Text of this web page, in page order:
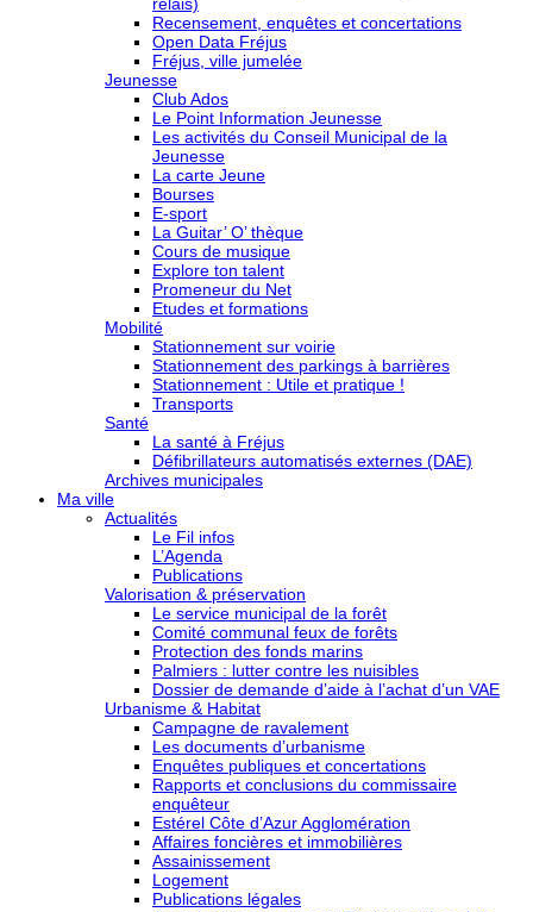
Recensement, enquêtes et concertations
Open Data Fréjus
Fréjus, ville jumelée
Jeunesse
Club Ados
Le Point Information Jeunesse
Les activités du Conseil Municipal de la
Jeunesse
La carte Jeune
Bourses
E-sport
La Guitar’ O’ thèque
Cours de musique
Explore ton talent
Promeneur du Net
Etudes et formations
Mobilité
Stationnement sur voirie
Stationnement des parkings à barrières
Stationnement : Utile et pratique !
Transports
Santé
La santé à Fréjus
Défibrillateurs automatisés externes (DAE)
Archives municipales
Ma ville
Actualités
Le Fil infos
L’Agenda
Publications
Valorisation & préservation
Le service municipal de la forêt
Comité communal feux de forêts
Protection des fonds marins
Palmiers : lutter contre les nuisibles
Dossier de demande d’aide à l’achat d’un VAE
Urbanisme & Habitat
Campagne de ravalement
Les documents d’urbanisme
Enquêtes publiques et concertations
Rapports et conclusions du commissaire
enquêteur
Estérel Côte d’Azur Agglomération
Affaires foncières et immobilières
Assainissement
Logement
Publications légales